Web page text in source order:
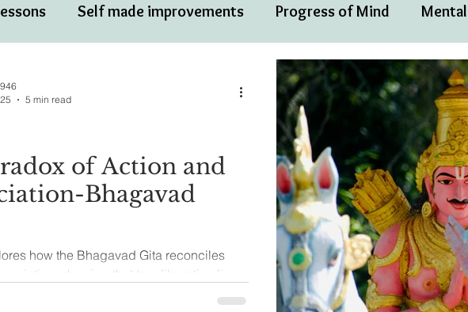
Self made improvements Progress of Mind
Motivational Personalities
of Action and
Bhagavad
how the Bhagavad Gita reconciles
showing that true liberation lies
attachment rather than abandoning
5 min read